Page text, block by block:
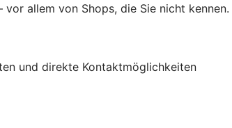
allem von Shops, die Sie nicht kennen.
und direkte Kontaktmöglichkeiten